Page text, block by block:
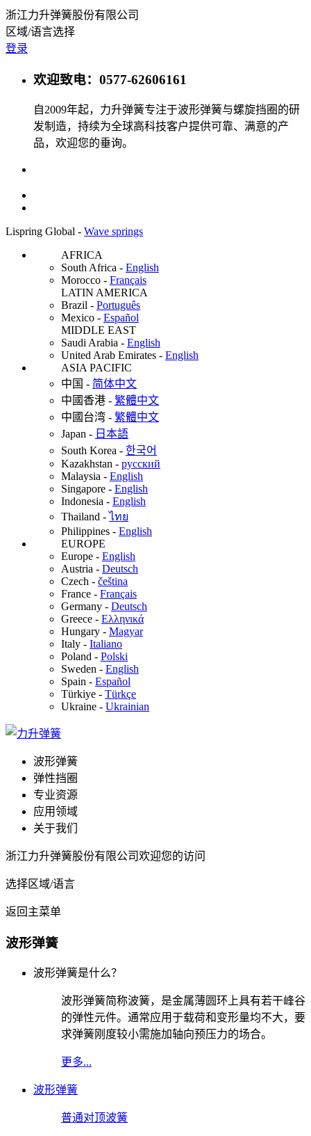
浙江力升弹簧股份有限公司
区域/语言选择
登录
欢迎致电：0577-62606161
自2009年起，力升弹簧专注于波形弹簧与螺旋挡圈的研
发制造，持续为全球高科技客户提供可靠、满意的产
品，欢迎您的垂询。
Lispring Global - Wave springs
AFRICA
South Africa - English
Morocco - Français
LATIN AMERICA
Brazil - Português
Mexico - Español
MIDDLE EAST
Saudi Arabia - English
United Arab Emirates - English
ASIA PACIFIC
中国 - 简体中文
中國香港 - 繁體中文
中國台湾 - 繁體中文
Japan - 日本語
South Korea - 한국어
Kazakhstan - русский
Malaysia - English
Singapore - English
Indonesia - English
Thailand -ไทย
Philippines - English
EUROPE
Europe - English
Austria - Deutsch
Czech - čeština
France - Français
Germany - Deutsch
Greece - Ελληνικά
Hungary - Magyar
Italy - Italiano
Poland - Polski
Sweden - English
Spain - Español
Türkiye - Türkçe
Ukraine - Ukrainian
波形弹簧
弹性挡圈
专业资源
应用领域
关于我们
浙江力升弹簧股份有限公司欢迎您的访问
选择区域/语言
返回主菜单
波形弹簧
波形弹簧是什么？
波形弹簧简称波簧，是金属薄圆环上具有若干峰谷
的弹性元件。通常应用于载荷和变形量均不大，要
求弹簧刚度较小需施加轴向预压力的场合。
更多...
波形弹簧
普通对顶波簧